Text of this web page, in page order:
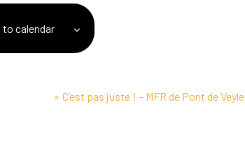
to calendar
« C’est pas juste ! – MFR de Pont de Veyle